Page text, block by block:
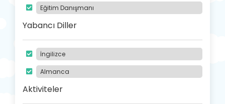
Eğitim Danışmanı
Yabancı Diller
İngilizce
Almanca
Aktiviteler